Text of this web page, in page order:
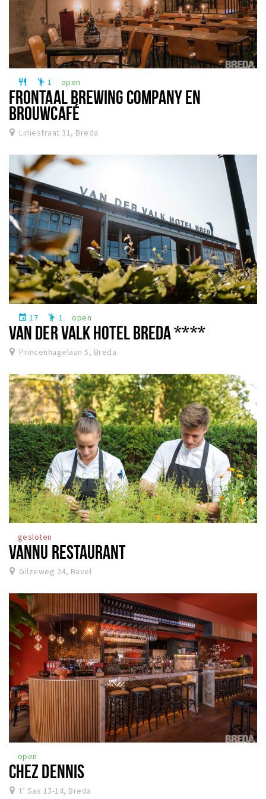
restaurant emoji_people 1 open
FRONTAAL BREWING COMPANY EN
BROUWCAFÉ
Liniestraat 31, Breda
event 17 emoji_people 1 open
VAN DER VALK HOTEL BREDA ****
Princenhagelaan 5, Breda
gesloten
VANNU RESTAURANT
Gilzeweg 24, Bavel
open
CHEZ DENNIS
t’ Sas 13-14, Breda